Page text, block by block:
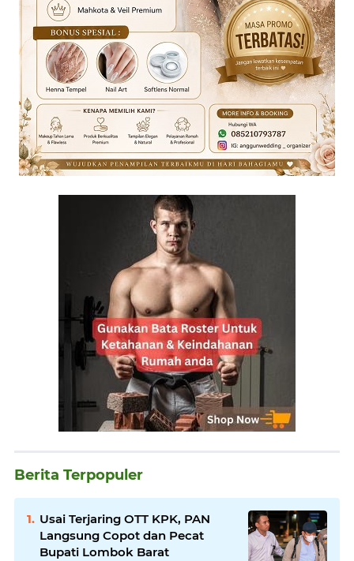
Berita Terpopuler
Usai Terjaring OTT KPK, PAN
Langsung Copot dan Pecat
Bupati Lombok Barat